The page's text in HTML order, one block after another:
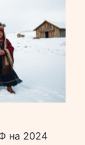
на 2024